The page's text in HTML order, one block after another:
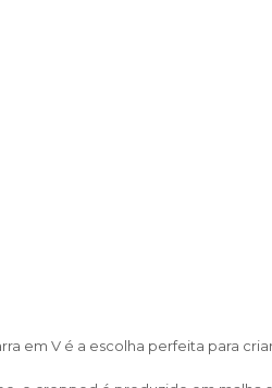
em V é a escolha perfeita para